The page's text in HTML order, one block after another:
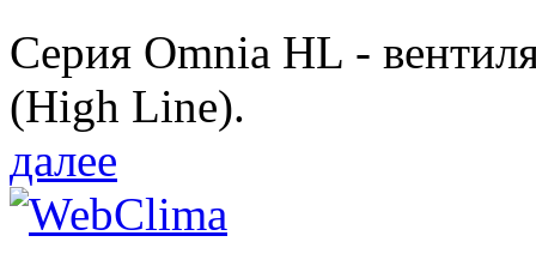
Серия Omnia HL -
(High Line).
далее